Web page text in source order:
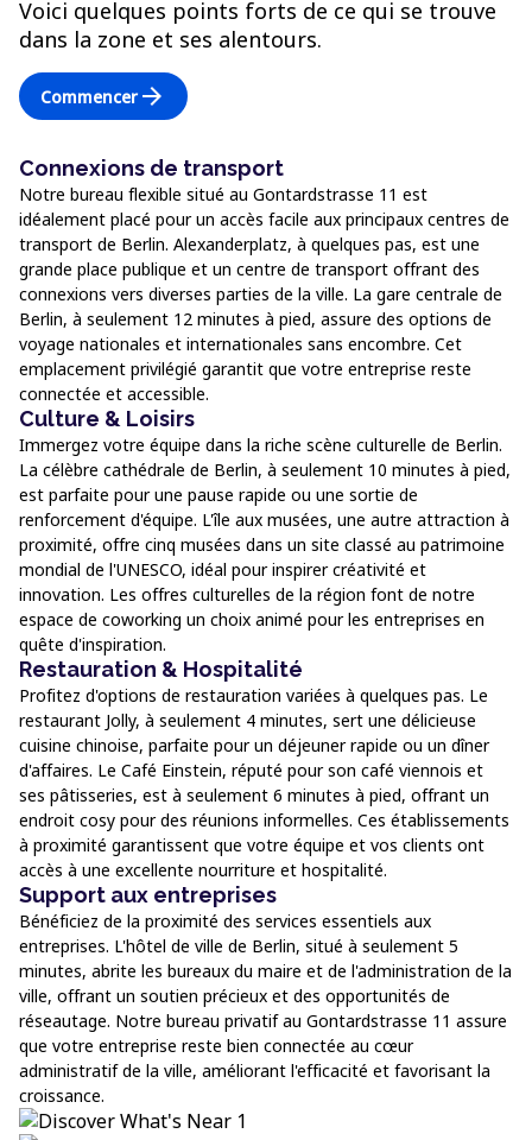
Voici quelques points forts de ce qui se trouve
dans la zone et ses alentours.
Commencerarrow_forward
Connexions de transport
Notre bureau flexible situé au Gontardstrasse 11 est
idéalement placé pour un accès facile aux principaux centres de
transport de Berlin. Alexanderplatz, à quelques pas, est une
grande place publique et un centre de transport offrant des
connexions vers diverses parties de la ville. La gare centrale de
Berlin, à seulement 12 minutes à pied, assure des options de
voyage nationales et internationales sans encombre. Cet
emplacement privilégié garantit que votre entreprise reste
connectée et accessible.
Culture & Loisirs
Immergez votre équipe dans la riche scène culturelle de Berlin.
La célèbre cathédrale de Berlin, à seulement 10 minutes à pied,
est parfaite pour une pause rapide ou une sortie de
renforcement d'équipe. L'île aux musées, une autre attraction à
proximité, offre cinq musées dans un site classé au patrimoine
mondial de l'UNESCO, idéal pour inspirer créativité et
innovation. Les offres culturelles de la région font de notre
espace de coworking un choix animé pour les entreprises en
quête d'inspiration.
Restauration & Hospitalité
Profitez d'options de restauration variées à quelques pas. Le
restaurant Jolly, à seulement 4 minutes, sert une délicieuse
cuisine chinoise, parfaite pour un déjeuner rapide ou un dîner
d'affaires. Le Café Einstein, réputé pour son café viennois et
ses pâtisseries, est à seulement 6 minutes à pied, offrant un
endroit cosy pour des réunions informelles. Ces établissements
à proximité garantissent que votre équipe et vos clients ont
accès à une excellente nourriture et hospitalité.
Support aux entreprises
Bénéficiez de la proximité des services essentiels aux
entreprises. L'hôtel de ville de Berlin, situé à seulement 5
minutes, abrite les bureaux du maire et de l'administration de la
ville, offrant un soutien précieux et des opportunités de
réseautage. Notre bureau privatif au Gontardstrasse 11 assure
que votre entreprise reste bien connectée au cœur
administratif de la ville, améliorant l'efficacité et favorisant la
croissance.